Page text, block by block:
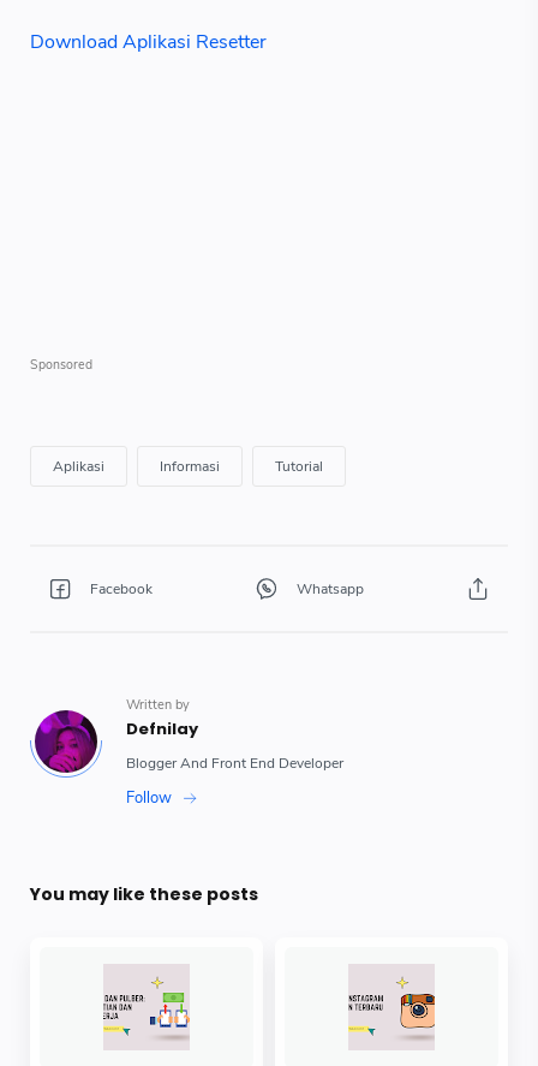
Download Aplikasi Resetter
You may like these posts